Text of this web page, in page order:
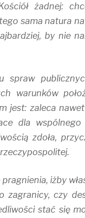
żadnej:
sama natura
by nie
spraw
warunków
jest: zaleca
dla
zdoła,
iżby
zagranicy, czy
stać się